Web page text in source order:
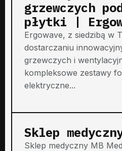
grzewczych
płytki |
Ergowave, z siedzibą w
dostarczaniu
grzewczych i
kompleksowe zestawy
elektryczne...
Sklep
Sklep medyczny MB